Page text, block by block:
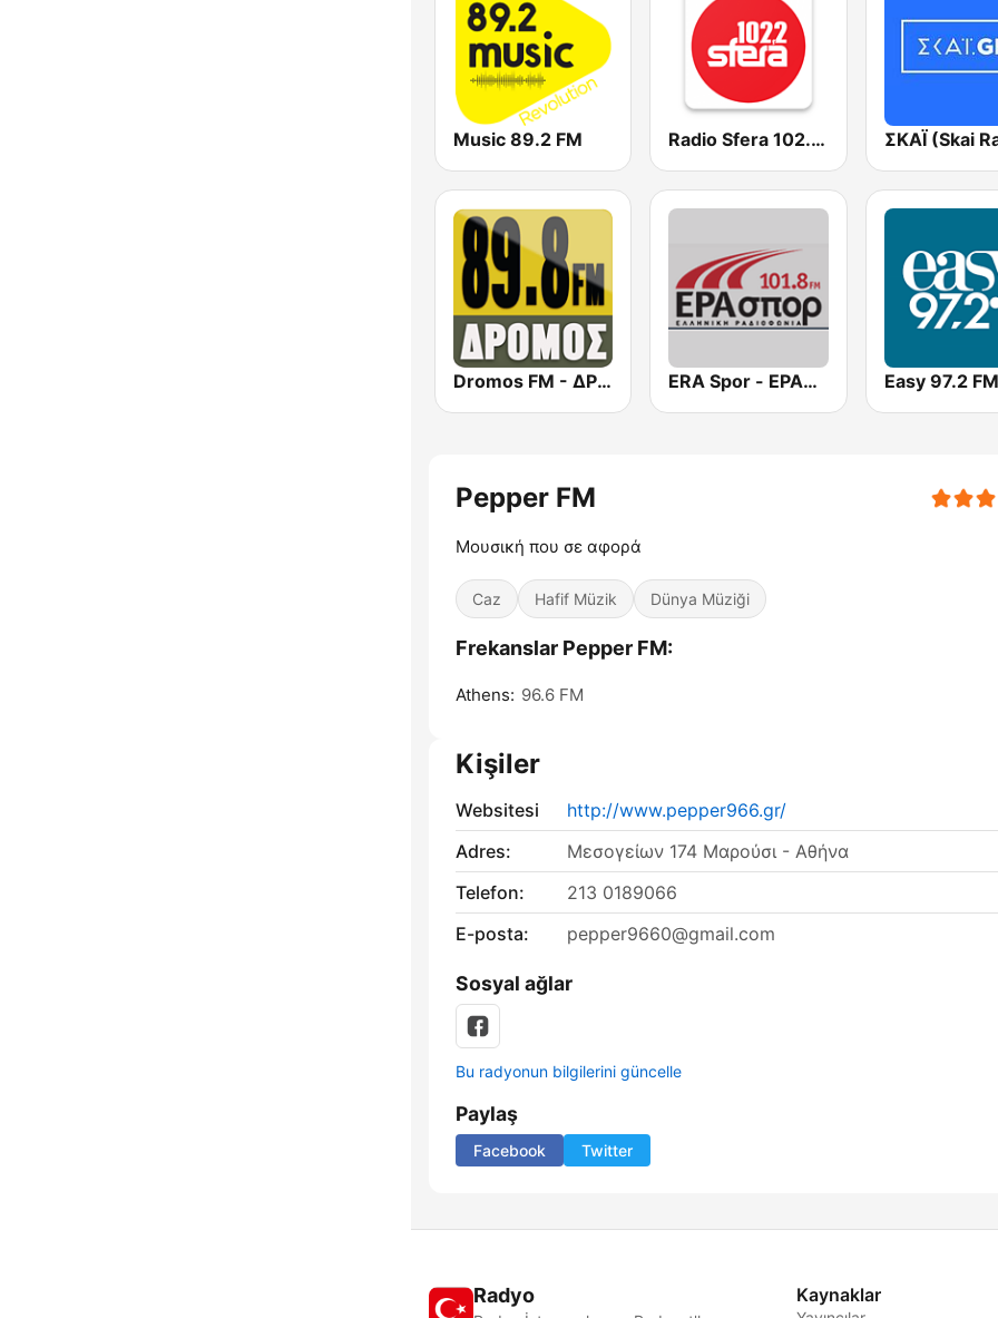
Music 89.2 FM Radio Sfera 102.2 FM
Dromos FM - ΔΡΟΜΟΣ 89.8 ERA Spor - ΕΡΑΣΠΟΡ Easy 97.2 FM
Pepper FM
Μουσική που σε αφορά
Caz Hafif Müzik Dünya Müziği
Frekanslar Pepper FM:
Athens: 96.6 FM
Kişiler
Websitesi
http://www.pepper966.gr/
Adres:
Μεσογείων 174 Μαρούσι - Αθήνα
Telefon:
213 0189066
E-posta:
pepper9660@gmail.com
Sosyal ağlar
Bu radyonun bilgilerini güncelle
Paylaş
Facebook Twitter
Radyo Kaynaklar